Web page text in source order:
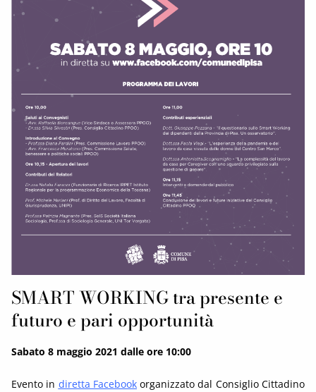
SMART WORKING tra presente e
futuro e pari opportunità
Sabato 8 maggio 2021 dalle ore 10:00
Evento in diretta Facebookorganizzato dal Consiglio Cittadino